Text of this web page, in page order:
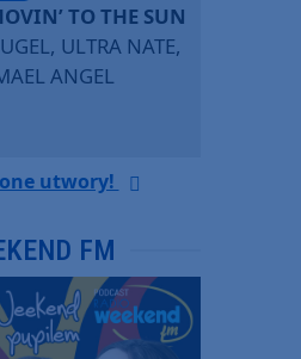
TO THE SUN
ULTRA NATE,
ANGEL
utwory!
FM